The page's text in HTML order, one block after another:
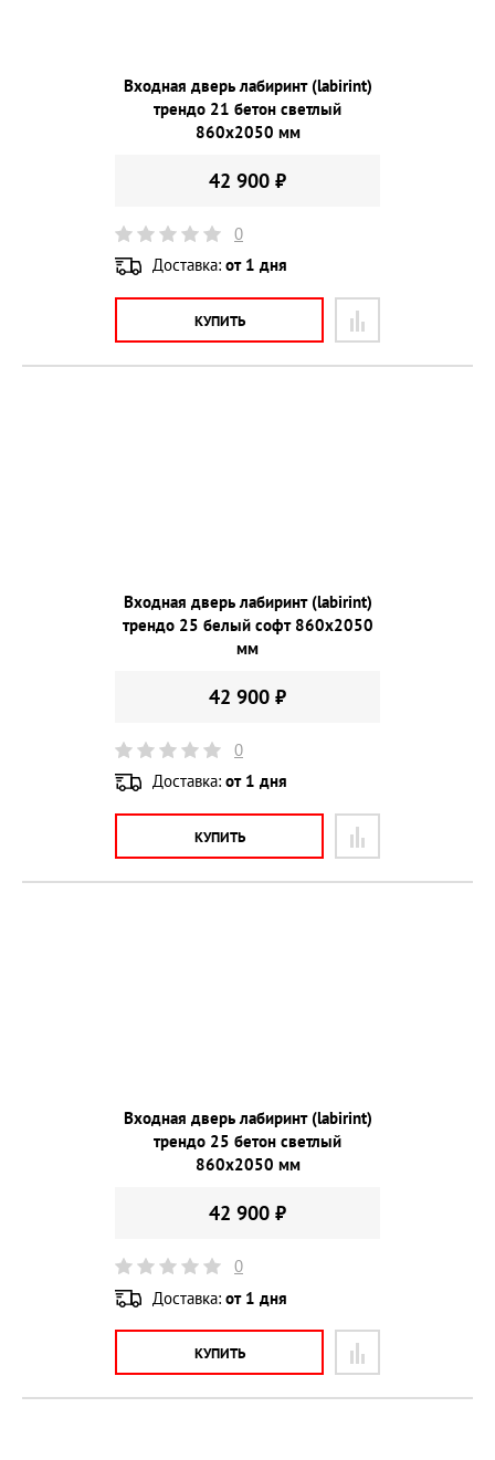
Входная дверь лабиринт (labirint)
трендо 21 бетон светлый
860х2050 мм
42 900 ₽
0
Доставка: от 1 дня
КУПИТЬ
Входная дверь лабиринт (labirint)
трендо 25 белый софт 860х2050
мм
42 900 ₽
0
Доставка: от 1 дня
КУПИТЬ
Входная дверь лабиринт (labirint)
трендо 25 бетон светлый
860х2050 мм
42 900 ₽
0
Доставка: от 1 дня
КУПИТЬ